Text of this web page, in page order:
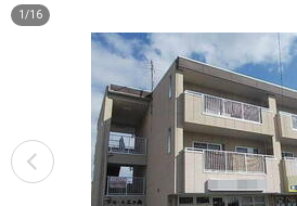
1 /16